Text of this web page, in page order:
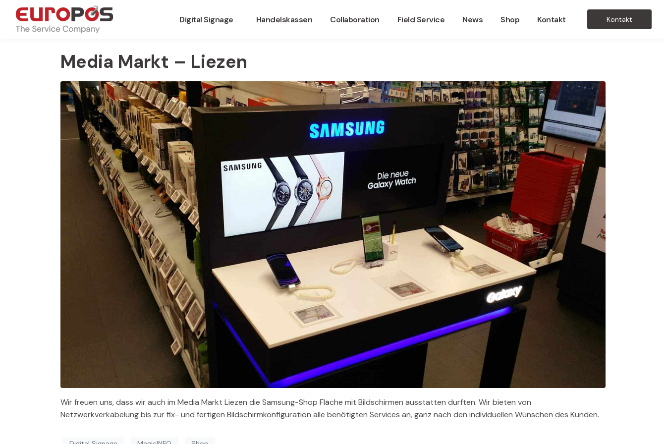
Digital Signage Handelskassen Collaboration Field Service News Shop Kontakt Kontakt
Media Markt – Liezen
Wir freuen uns, dass wir auch im Media Markt Liezen die Samsung-Shop Fläche mit Bildschirmen ausstatten durften. Wir bieten von
Netzwerkverkabelung bis zur fix- und fertigen Bildschirmkonfiguration alle benötigten Services an, ganz nach den individuellen Wünschen des Kunden.